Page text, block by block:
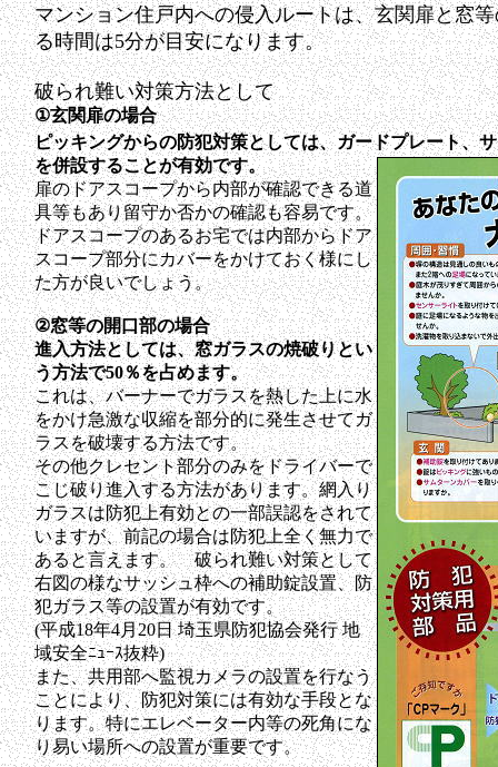
マンション住戸内への侵入ルートは、玄関扉と窓
る時間は5分が目安になります。
破られ難い対策方法として
①玄関扉の場合
ピッキングからの防犯対策としては、ガードプレート、
を併設することが有効です。
扉のドアスコープから内部が確認できる道
具等もあり留守か否かの確認も容易です。
ドアスコープのあるお宅では内部からドア
スコープ部分にカバーをかけておく様にし
た方が良いでしょう。
②窓等の開口部の場合
進入方法としては、窓ガラスの焼破りとい
う方法で50％を占めます。
これは、バーナーでガラスを熱した上に水
をかけ急激な収縮を部分的に発生させてガ
ラスを破壊する方法です。
その他クレセント部分のみをドライバーで
こじ破り進入する方法があります。網入り
ガラスは防犯上有効との一部誤認をされて
いますが、前記の場合は防犯上全く無力で
あると言えます。 破られ難い対策として
右図の様なサッシュ枠への補助錠設置、防
犯ガラス等の設置が有効です。
(平成18年4月20日 埼玉県防犯協会発行 地
域安全ﾆｭｰｽ抜粋)
また、共用部へ監視カメラの設置を行なう
ことにより、防犯対策には有効な手段とな
ります。特にエレベーター内等の死角にな
り易い場所への設置が重要です。